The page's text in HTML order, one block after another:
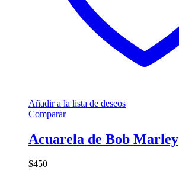
Añadir a la lista de deseos
Comparar
Acuarela de Bob Marley
$450